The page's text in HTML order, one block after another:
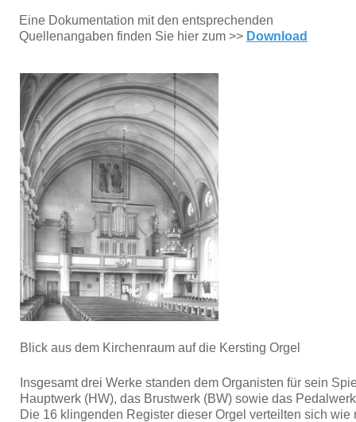
Eine Dokumentation mit den entsprechenden
Quellenangaben finden Sie hier zum >> Download
Blick aus dem Kirchenraum auf die Kersting Orgel
Insgesamt drei Werke standen dem Organisten für sein
Hauptwerk (HW), das Brustwerk (BW) sowie das
Die 16 klingenden Register dieser Orgel verteilten sich wie